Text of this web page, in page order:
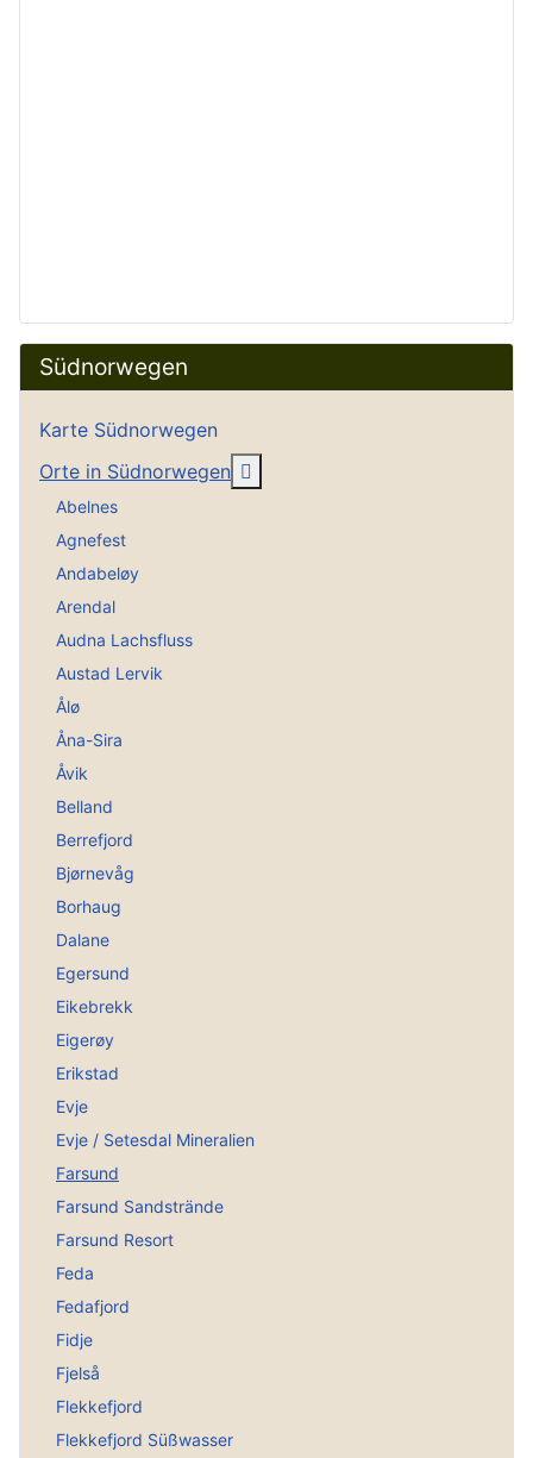
Südnorwegen
Karte Südnorwegen
Orte in Südnorwegen
Abelnes
Agnefest
Andabeløy
Arendal
Audna Lachsfluss
Austad Lervik
Ålø
Åna-Sira
Åvik
Belland
Berrefjord
Bjørnevåg
Borhaug
Dalane
Egersund
Eikebrekk
Eigerøy
Erikstad
Evje
Evje / Setesdal Mineralien
Farsund
Farsund Sandstrände
Farsund Resort
Feda
Fedafjord
Fidje
Fjelså
Flekkefjord
Flekkefjord Süßwasser